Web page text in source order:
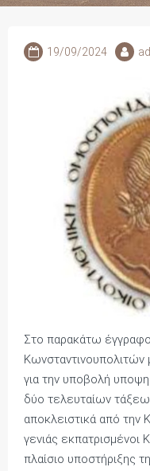
19/09/2024
Στο παρακάτω
Κωνσταντινουπολιτών
για την υποβολή
δύο τελευταίων
αποκλειστικά από την
γενιάς εκπατρισμένοι
πλαίσιο υποστήριξης